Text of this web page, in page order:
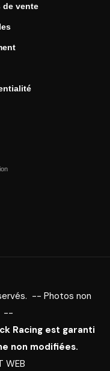
de vente
-- Photos non
--
Racing est garanti
non modifiées.
WEB